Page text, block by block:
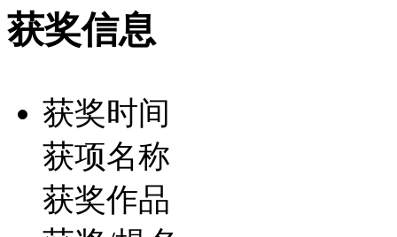
获奖信息
获奖时间
获项名称
获奖作品